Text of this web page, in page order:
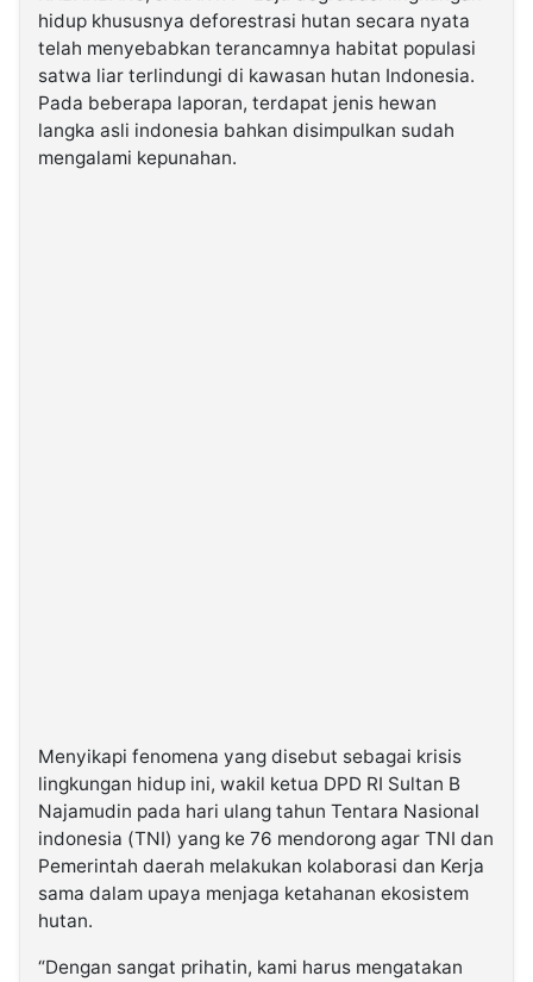
Kabarbaru.co
2026
hidup khususnya deforestrasi hutan secara nyata
telah menyebabkan terancamnya habitat populasi
satwa liar terlindungi di kawasan hutan Indonesia.
Pada beberapa laporan, terdapat jenis hewan
langka asli indonesia bahkan disimpulkan sudah
mengalami kepunahan.
Menyikapi fenomena yang disebut sebagai krisis
lingkungan hidup ini, wakil ketua DPD RI Sultan B
Najamudin pada hari ulang tahun Tentara Nasional
indonesia (TNI) yang ke 76 mendorong agar TNI dan
Pemerintah daerah melakukan kolaborasi dan Kerja
sama dalam upaya menjaga ketahanan ekosistem
hutan.
“Dengan sangat prihatin, kami harus mengatakan